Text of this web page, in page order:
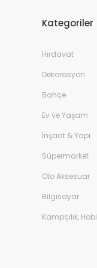
Kategoriler
Hırdavat
Dekorasyon
Bahçe
Ev ve Yaşam
İnşaat & Yapı
Süpermarket
Oto Aksesuar
Bilgisayar
Kampçılık, Hobi